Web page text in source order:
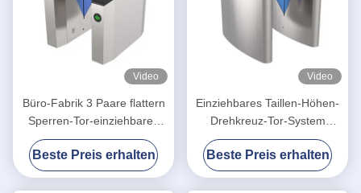
Video
Büro-Fabrik 3 Paare flattern
Sperren-Tor-einziehbares
automatisches entworfen
Beste Preis erhalten
Video
Einziehbares Taillen-Höhen-
Drehkreuz-Tor-System
Klappe SUS304 Barrie RFID
Beste Preis erhalten